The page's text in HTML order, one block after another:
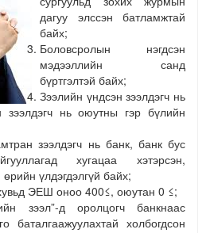
дагуу элссэн батламжтай
байх;
Боловсролын нэгдсэн
мэдээллийн санд
бүртгэлтэй байх;
Зээлийн үндсэн зээлдэгч нь
зээлдэгч нь оюутны гэр бүлийн
зээлдэгч нь банк, банк бус
хугацаа хэтэрсэн,
үлдэгдэлгүй байх;
ЭЕШ оноо 400≤, оюутан 0 ≤;
зээл”-д оролцогч банкнаас
баталгаажуулахтай холбогдсон